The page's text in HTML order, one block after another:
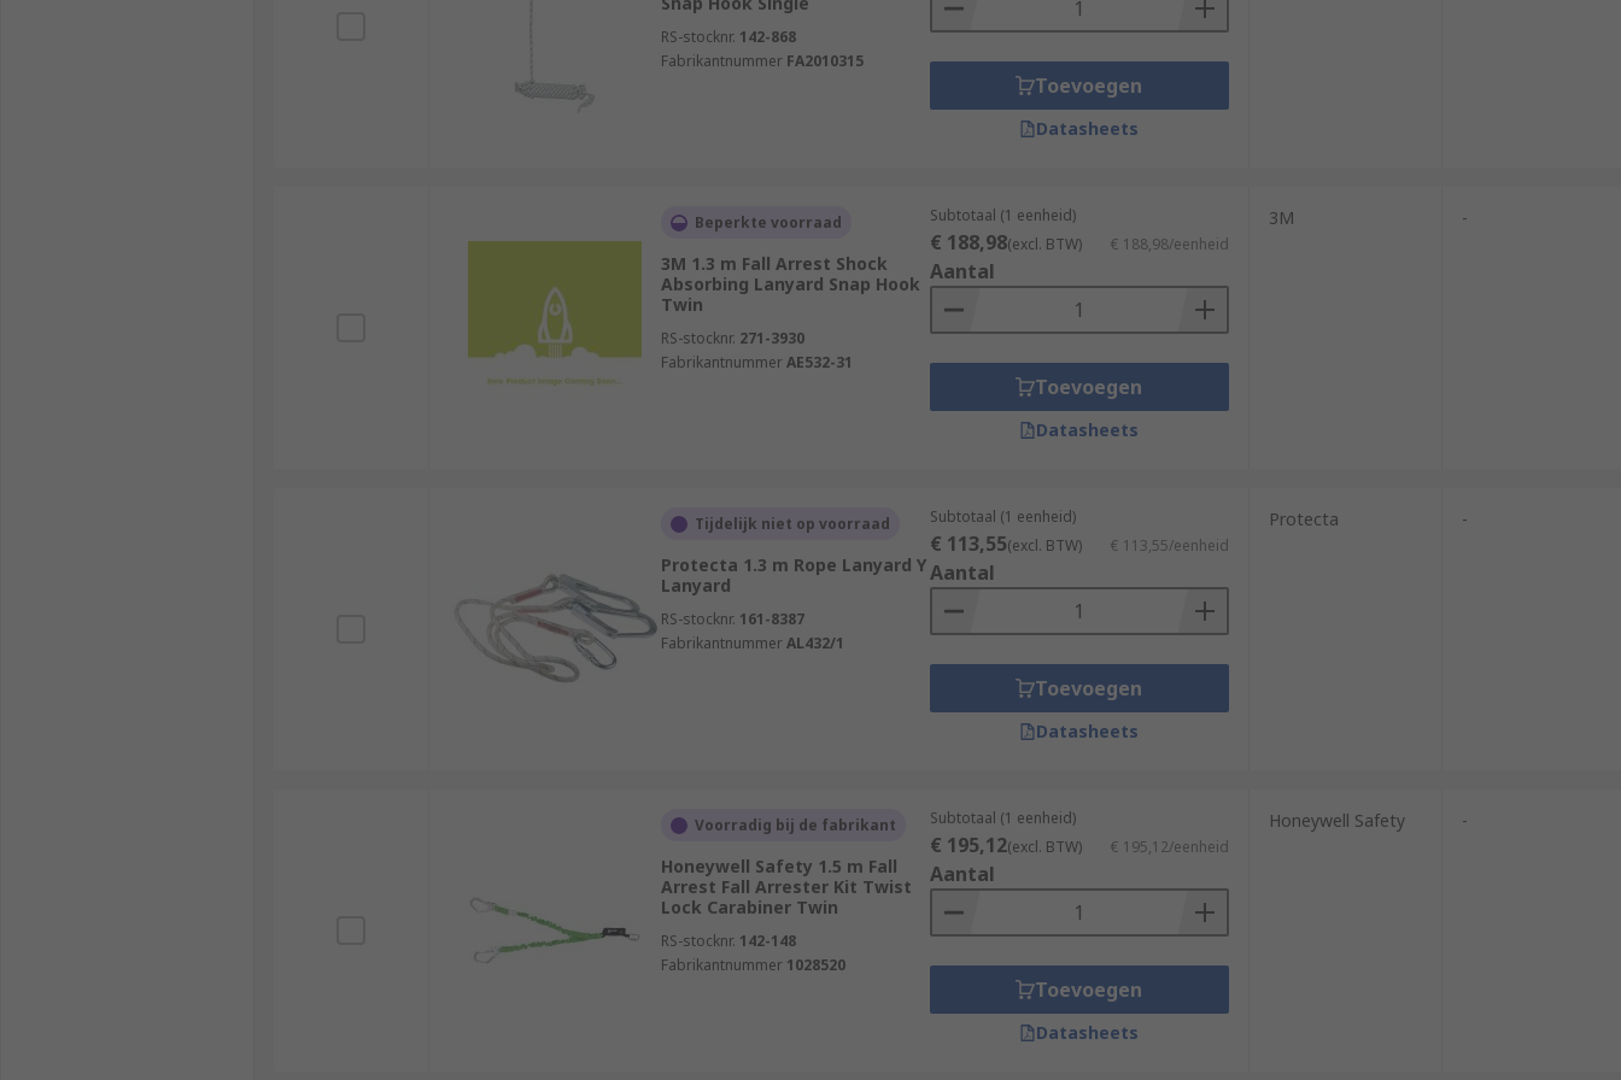
RS-stocknr. 142-868
Fabrikantnummer FA2010315
Toevoegen
Datasheets
Beperkte voorraad
3M 1.3 m Fall Arrest Shock
Absorbing Lanyard Snap Hook
Twin
RS-stocknr. 271-3930
FabrikantnummerAE532-31
Subtotaal (1 eenheid)
€ 188,98(excl. BTW) € 188,98/eenheid
Aantal
Toevoegen
Datasheets
3M -
Tijdelijk niet op voorraad
Protecta 1.3 m Rope Lanyard Y
Lanyard
RS-stocknr. 161-8387
FabrikantnummerAL432/1
Subtotaal (1 eenheid)
€ 113,55(excl. BTW) € 113,55/eenheid
Aantal
Toevoegen
Datasheets
Protecta -
Voorradig bij de fabrikant
Honeywell Safety 1.5 m Fall
Arrest Fall Arrester Kit Twist
Lock Carabiner Twin
RS-stocknr. 142-148
Fabrikantnummer 1028520
Subtotaal (1 eenheid)
€ 195,12(excl. BTW) € 195,12/eenheid
Aantal
Toevoegen
Datasheets
Honeywell Safety -